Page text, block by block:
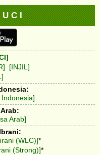
C I
[INJIL]
Arab]
(WLC)]*
(Strong)]*